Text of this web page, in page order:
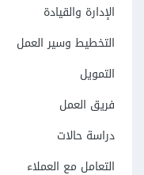
الإدارة والقيادة
التخطيط وسير العمل
التمويل
فريق العمل
دراسة حالات
التعامل مع العملاء